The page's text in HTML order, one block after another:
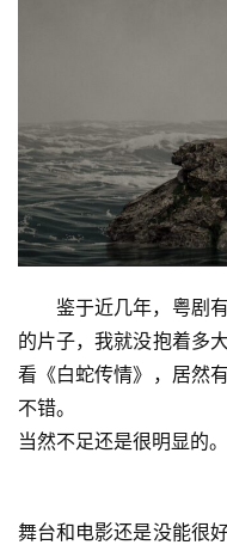
鉴于近几年，粤剧
的片子，我就没抱着多
看《白蛇传情》，居然
不错。
当然不足还是很明显的。
舞台和电影还是没能很